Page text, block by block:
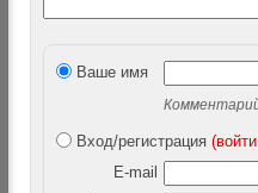
Ваше имя
Вход/регистрация
E-mail